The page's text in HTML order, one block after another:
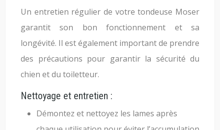
Un entretien régulier de votre tondeuse Moser
garantit son bon fonctionnement et sa
longévité. Il est également important de prendre
des précautions pour garantir la sécurité du
chien et du toiletteur.
Nettoyage et entretien :
Démontez et nettoyez les lames après